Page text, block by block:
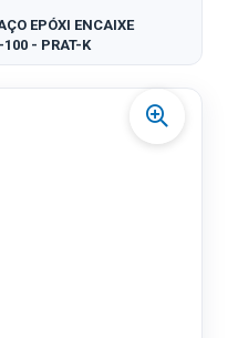
EPÓXI ENCAIXE
- PRAT-K